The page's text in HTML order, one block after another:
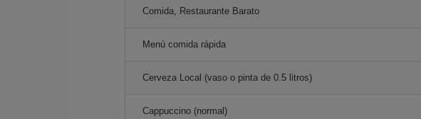
Comida, Restaurante Barato
Menú comida rápida
Cerveza Local (vaso o pinta de 0.5 litros)
Cappuccino (normal)